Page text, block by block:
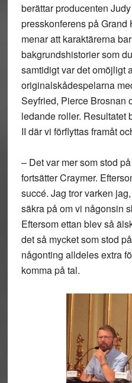
berättar producenten
presskonferens på Grand
menar att karaktärerna
bakgrundshistorier som
samtidigt var det omöjligt
originalskådespelarna
Seyfried, Pierce Brosnan
ledande roller. Resultatet
II där vi förflyttas framåt
– Det var mer som stod
fortsätter Craymer.
succé. Jag tror varken
säkra på om vi någonsin
Eftersom ettan blev så
det så mycket som stod
någonting alldeles extra
komma på tal.